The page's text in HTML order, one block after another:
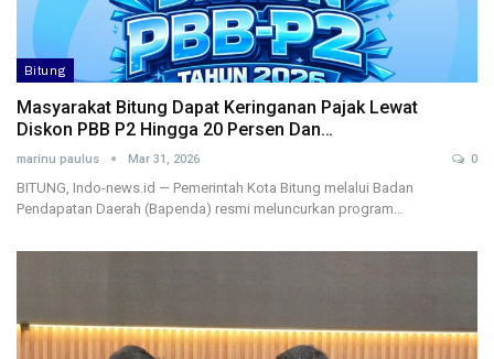
Bitung
Masyarakat Bitung Dapat Keringanan Pajak Lewat
Diskon PBB P2 Hingga 20 Persen Dan…
marinu paulus Mar 31, 2026 0
BITUNG, Indo-news.id — Pemerintah Kota Bitung melalui Badan
Pendapatan Daerah (Bapenda) resmi meluncurkan program…